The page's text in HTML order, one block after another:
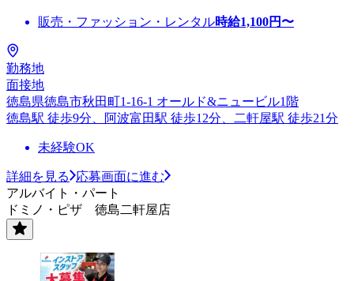
販売・ファッション・レンタル時給1,100円〜
勤務地
面接地
徳島県徳島市秋田町1-16-1 オールド&ニュービル1階
徳島駅 徒歩9分、阿波富田駅 徒歩12分、二軒屋駅 徒歩21分
未経験OK
詳細を見る
応募画面に進む
アルバイト・パート
ドミノ・ピザ 徳島二軒屋店